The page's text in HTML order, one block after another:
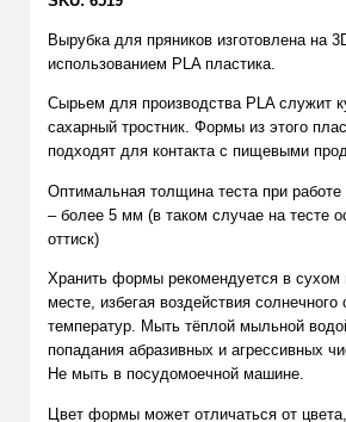
Вырубка для пряников изготовлена на
использованием PLA пластика.
Сырьем для производства PLA служит
сахарный тростник. Формы из этого
подходят для контакта с пищевыми
Оптимальная толщина теста при
– более 5 мм (в таком случае на тесте
оттиск)
Хранить формы рекомендуется в сухом
месте, избегая воздействия солнечного
температур. Мыть тёплой мыльной
попадания абразивных и агрессивных
Не мыть в посудомоечной машине.
Цвет формы может отличаться от